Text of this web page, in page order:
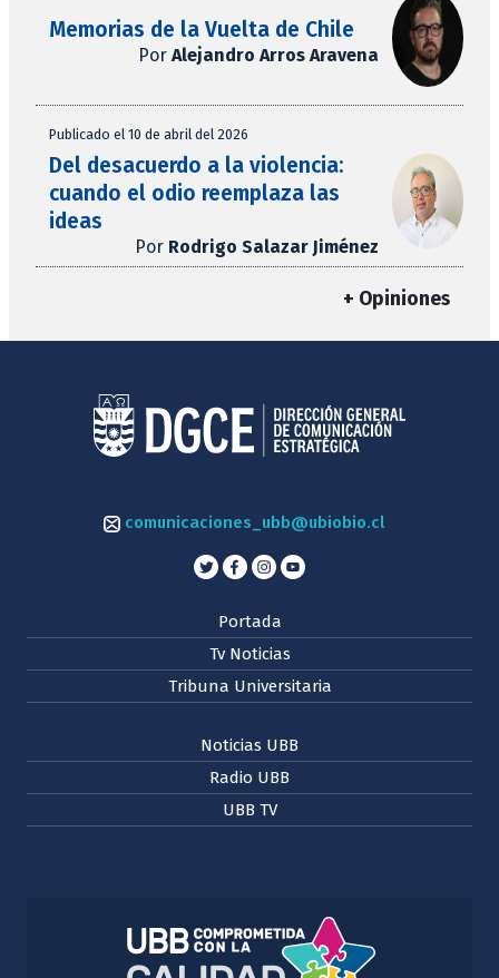
Memorias de la Vuelta de Chile
Por Alejandro Arros Aravena
Publicado el 10 de abril del 2026
Del desacuerdo a la violencia:
cuando el odio reemplaza las
ideas
Por Rodrigo Salazar Jiménez
+ Opiniones
comunicaciones_ubb@ubiobio.cl
Portada
Tv Noticias
Tribuna Universitaria
Noticias UBB
Radio UBB
UBB TV